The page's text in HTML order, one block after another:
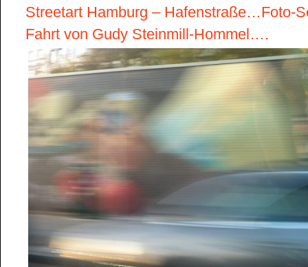
Streetart Hamburg – Hafenstraße…Foto-
Fahrt von Gudy Steinmill-Hommel….